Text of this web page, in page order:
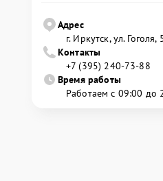
Адрес
г. Иркутск, ул. ​Гоголя,
Контакты
+7 (395) 240-73-88
Время работы
Работаем с 09:00 до